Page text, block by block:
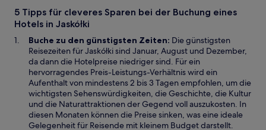
u
n
F
e
n
s
t
e
r
g
5 Tipps für cleveres Sparen bei der Buchung eines
Hotels in Jaskółki
Buche zu den günstigsten Zeiten: Die günstigsten
Reisezeiten für Jaskółki sind Januar, August und Dezember,
da dann die Hotelpreise niedriger sind. Für ein
hervorragendes Preis-Leistungs-Verhältnis wird ein
Aufenthalt von mindestens 2 bis 3 Tagen empfohlen, um die
wichtigsten Sehenswürdigkeiten, die Geschichte, die Kultur
und die Naturattraktionen der Gegend voll auszukosten. In
diesen Monaten können die Preise sinken, was eine ideale
Gelegenheit für Reisende mit kleinem Budget darstellt.